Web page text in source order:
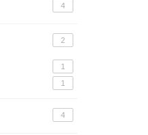
4
2
1
1
4